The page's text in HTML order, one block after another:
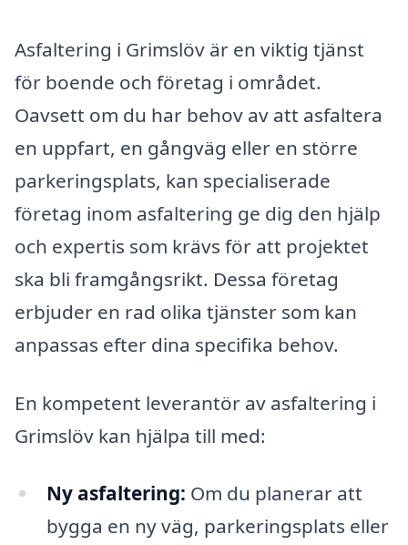
Asfaltering i Grimslöv är en viktig tjänst
för boende och företag i området.
Oavsett om du har behov av att asfaltera
en uppfart, en gångväg eller en större
parkeringsplats, kan specialiserade
företag inom asfaltering ge dig den hjälp
och expertis som krävs för att projektet
ska bli framgångsrikt. Dessa företag
erbjuder en rad olika tjänster som kan
anpassas efter dina specifika behov.
En kompetent leverantör av asfaltering i
Grimslöv kan hjälpa till med:
Ny asfaltering: Om du planerar att
bygga en ny väg, parkeringsplats eller